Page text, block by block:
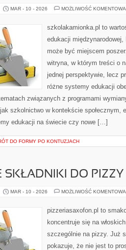
MAR - 10 - 2026 MOŻLIWOŚĆ
szkolakamionka.pl to
edukacji
może być miejscem
witryna, w którym treści o
jednej perspektywie, lecz
różne systemy edukacji
związanych z programami
szkolnictwo w kontekście społecznym,
edukacji na świecie czy nowe […]
DO FORMY PO KONTUZJACH
SKŁADNIKI DO PIZZY
MAR - 10 - 2026 MOŻLIWOŚĆ
pizzeriasaxofon.pl to
koncentruje się na
szczególnie na pizzy. Już
pokazuje, że nie jest to